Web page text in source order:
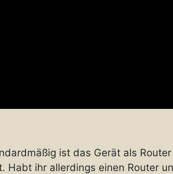
ist das Gerät als Router
Habt ihr allerdings einen Router